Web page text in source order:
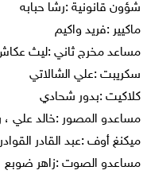
شؤون قانونية :رشا حبابه
ماكيير :فريد واكيم
مساعد مخرج ثاني :ليث عكاش
سكريبت :علي الشالاتي
كلاكيت :بدور شحادي
مساعدو المصور :خالد علي ،
ميكنغ أوف :عبد القادر القوادري
مساعدو الصوت :زاهر ضوبع